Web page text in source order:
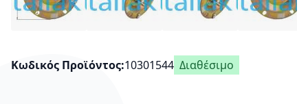
Κωδικός Προϊόντος 10301544 Διαθέσιμο